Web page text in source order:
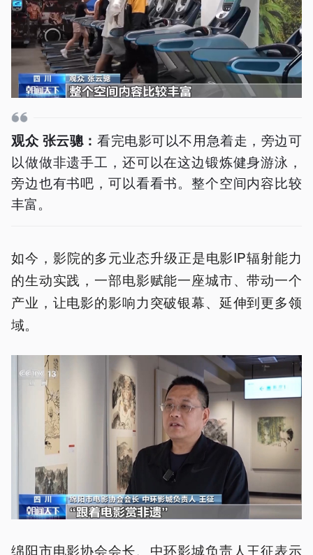
观众 张云骢： 看完电影可以不用急着走，旁边可
以做做非遗手工，还可以在这边锻炼健身游泳，
旁边也有书吧，可以看看书。整个空间内容比较
丰富。
如今，影院的多元业态升级正是电影IP辐射能力
的生动实践，一部电影赋能一座城市、带动一个
产业，让电影的影响力突破银幕、延伸到更多领
域。
绵阳市电影协会会长、中环影城负责人王征表示